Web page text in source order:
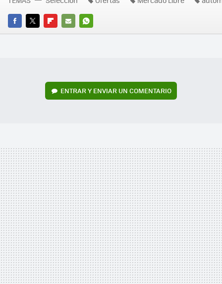
FACEBOOK
TWITTERFLIPBOARD
E-
WHATSAPP
ENTRAR Y ENVIAR UN COMENTARIO